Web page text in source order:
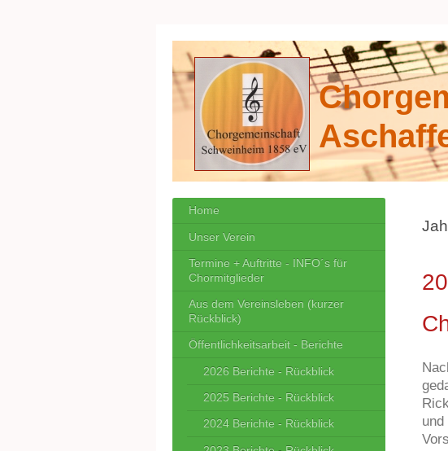
Home
Unser Verein
Termine + Auftritte - INFO´s für
Chormitglieder
Aus dem Vereinsleben (kurzer
Rückblick)
Öffentlichkeitsarbeit - Berichte
2026 Berichte - Rückblick
2025 Berichte - Rückblick
2024 Berichte - Rückblick